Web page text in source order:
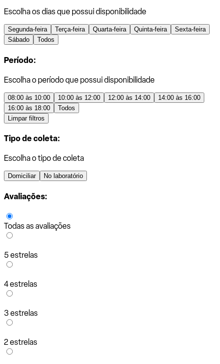
Escolha os dias que possui disponibilidade
Segunda-feira Terça-feira Quarta-feira Quinta-feira
Sexta-feira
Sábado
Todos
Período:
Escolha o período que possui disponibilidade
08:00 às 10:00 10:00 às 12:00 12:00 às 14:00
14:00 às 16:00
16:00 às 18:00
Todos
Limpar filtros
Tipo de coleta:
Escolha o tipo de coleta
Domiciliar No laboratório
Avaliações:
Todas as avaliações
5 estrelas
4 estrelas
3 estrelas
2 estrelas